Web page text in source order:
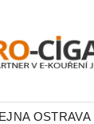
OSTRAVA